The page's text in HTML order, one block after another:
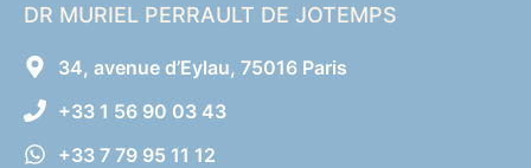
DR MURIEL PERRAULT DE JOTEMPS
34, avenue d’Eylau, 75016 Paris
+33 1 56 90 03 43
+33 7 79 95 11 12